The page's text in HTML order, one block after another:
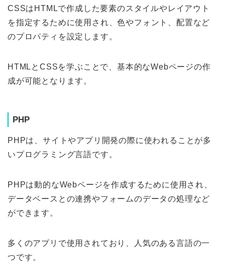
CSSはHTMLで作成した要素のスタイルやレイアウト
を指定するために使用され、色やフォント、配置など
のプロパティを設定します。
HTMLとCSSを学ぶことで、基本的なWebページの作
成が可能となります。
PHP
PHPは、サイトやアプリ開発の際に使われることが多
いプログラミング言語です。
PHPは動的なWebページを作成するために使用され、
データベースとの連携やフォームのデータの処理など
ができます。
多くのアプリで使用されており、人気のある言語の一
つです。